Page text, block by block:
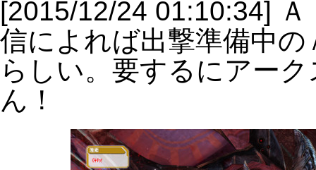
[2015/12/24 01:10:34]
信によれば出撃準備中
らしい。要するにアー
ん！